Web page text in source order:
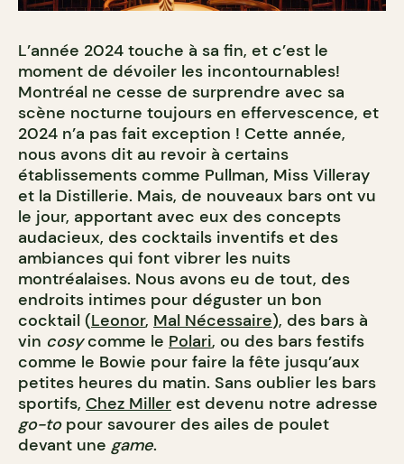
L’année 2024 touche à sa fin, et c’est le
moment de dévoiler les incontournables!
Montréal ne cesse de surprendre avec sa
scène nocturne toujours en effervescence, et
2024 n’a pas fait exception ! Cette année,
nous avons dit au revoir à certains
établissements comme Pullman, Miss Villeray
et la Distillerie. Mais, de nouveaux bars ont vu
le jour, apportant avec eux des concepts
audacieux, des cocktails inventifs et des
ambiances qui font vibrer les nuits
montréalaises. Nous avons eu de tout, des
endroits intimes pour déguster un bon
cocktail (Leonor, Mal Nécessaire), des bars à
vin cosycomme le Polari, ou des bars festifs
comme le Bowie pour faire la fête jusqu’aux
petites heures du matin. Sans oublier les bars
sportifs, Chez Miller est devenu notre adresse
go-topour savourer des ailes de poulet
devant une game.